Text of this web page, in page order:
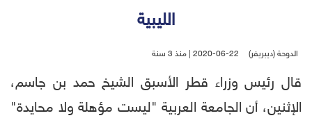
الليبية
الدوحة (ديبريفر) 2020-06-22 | منذ 3 سنة
قال رئيس وزراء قطر الأسبق الشيخ حمد بن جاسم،
الإثنين، أن الجامعة العربية "ليست مؤهلة ولا محايدة"